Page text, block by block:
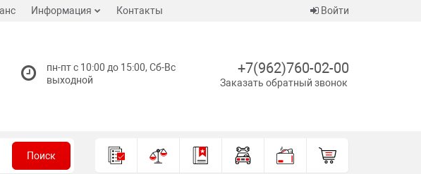
Информация Контакты Войти
пн-пт с 10:00 до 15:00, Сб-Вс
выходной
+7(962)760-02-00
Заказать обратный звонок
Поиск